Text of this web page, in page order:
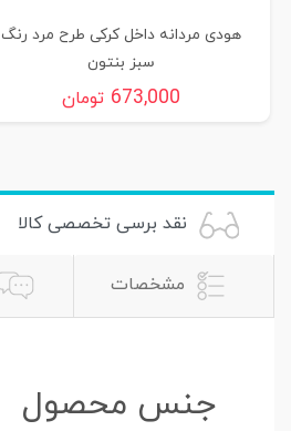
هودی مردانه داخل کرکی طرح مرد رنگ
سبز بنتون
673,000 تومان
نقد برسی تخصصی کالا
مشخصات
جنس محصول